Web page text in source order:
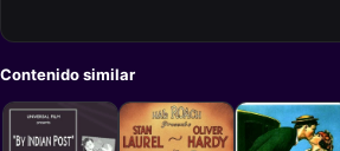
Contenido similar